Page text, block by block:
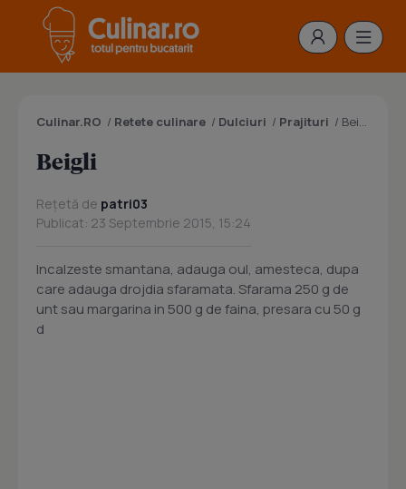
Culinar.RO / Retete culinare / Dulciuri / Prajituri / Beigli
Beigli
Rețetă de patri03
Publicat: 23 Septembrie 2015, 15:24
Incalzeste smantana, adauga oul, amesteca, dupa
care adauga drojdia sfaramata. Sfarama 250 g de
unt sau margarina in 500 g de faina, presara cu 50 g
d